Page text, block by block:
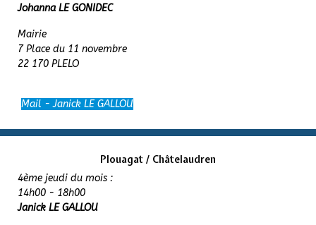
Johanna LE GONIDEC
Mairie
7 Place du 11 novembre
22 170 PLELO
Mail - Janick LE GALLOU
Plouagat / Châtelaudren
4ème jeudi du mois :
14h00 - 18h00
Janick LE GALLOU